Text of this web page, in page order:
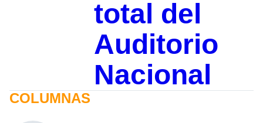
total del
Auditorio
Nacional
COLUMNAS